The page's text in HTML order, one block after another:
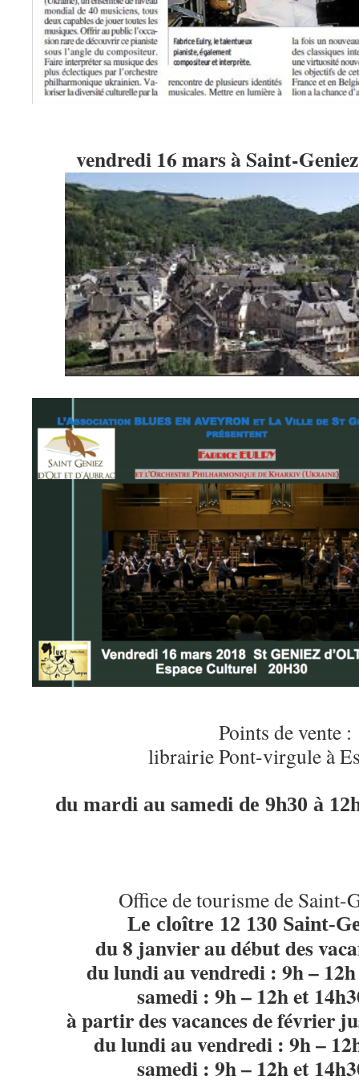
vendredi 16 mars à Saint-
Points de vente :
librairie Pont-virgule à
du mardi au samedi de 9h30 à
Office de tourisme de Saint-
Le cloître 12 130 Saint-
du 8 janvier au début des
du lundi au vendredi : 9h –
samedi : 9h – 12h et
à partir des vacances de février
du lundi au vendredi : 9h –
samedi : 9h – 12h et